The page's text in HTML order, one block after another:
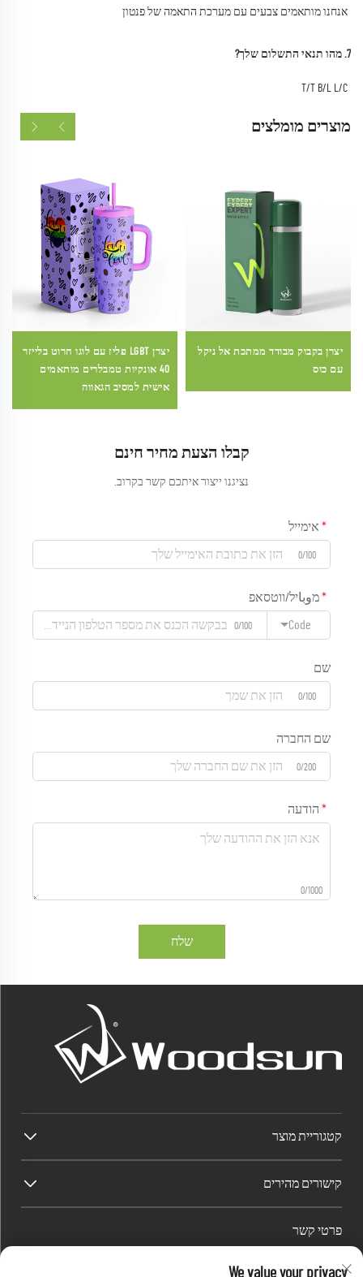
אנחנו מותאמים צבעים עם מערכת התאמה של פנטון
7. מהו תנאי התשלום שלך?
T/T B/L L/C
מוצרים מומלצים
יצרן בקבוק מבודד ממתכת אל ניקל
עם כוס
יצרן LGBT פליז עם לוגו חרוט בלייזר
40 אונקיות טמבלרים מותאמים
אישית למסיב הגאווה
קבלו הצעת מחיר חינם
נציגנו ייצור איתכם קשר בקרוב.
אימייל
0/100
מوباיל/ווטסאפ
Code
0/100
שם
0/100
שם החברה
0/200
הודעה
0/1000
שלח
קטגוריית מוצר
קישורים מהירים
פרטי קשר
We value your privacy